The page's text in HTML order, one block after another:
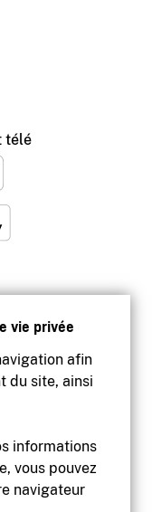
vie privée
afin
du site, ainsi
informations
vous pouvez
navigateur
télé